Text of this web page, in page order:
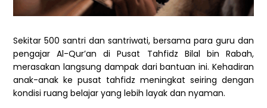
Sekitar 500 santri dan santriwati, bersama para guru dan
pengajar Al-Qur’an di Pusat Tahfidz Bilal bin Rabah,
merasakan langsung dampak dari bantuan ini. Kehadiran
anak-anak ke pusat tahfidz meningkat seiring dengan
kondisi ruang belajar yang lebih layak dan nyaman.